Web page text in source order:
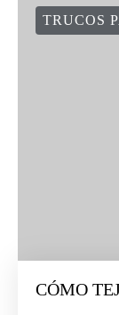
TRUCOS
CÓMO